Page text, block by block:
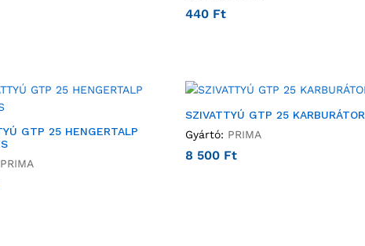
440 Ft
GTP 25 HENGERTALP
PRIMA
SZIVATTYÚ GTP 25 KARBURÁTOR
Gyártó: PRIMA
8 500 Ft